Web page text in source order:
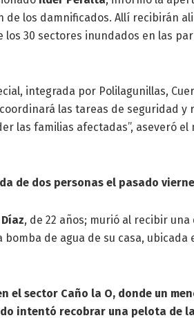
de los damnificados. Allí recibirán
30 sectores inundados en las
integrada por Polilagunillas,
las tareas de seguridad y
las familias afectadas”, aseveró
de dos personas el pasado
, de 22 años; murió al recibir una
de agua de su casa, ubicada
el sector Caño la O, donde un
intentó recobrar una pelota de